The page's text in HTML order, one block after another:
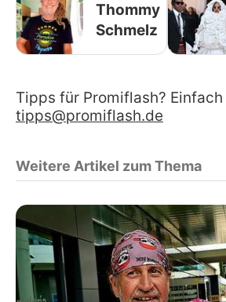
Thommy
Schmelz
Tipps für Promiflash?
tipps@promiflash.de
Weitere Artikel zum Thema